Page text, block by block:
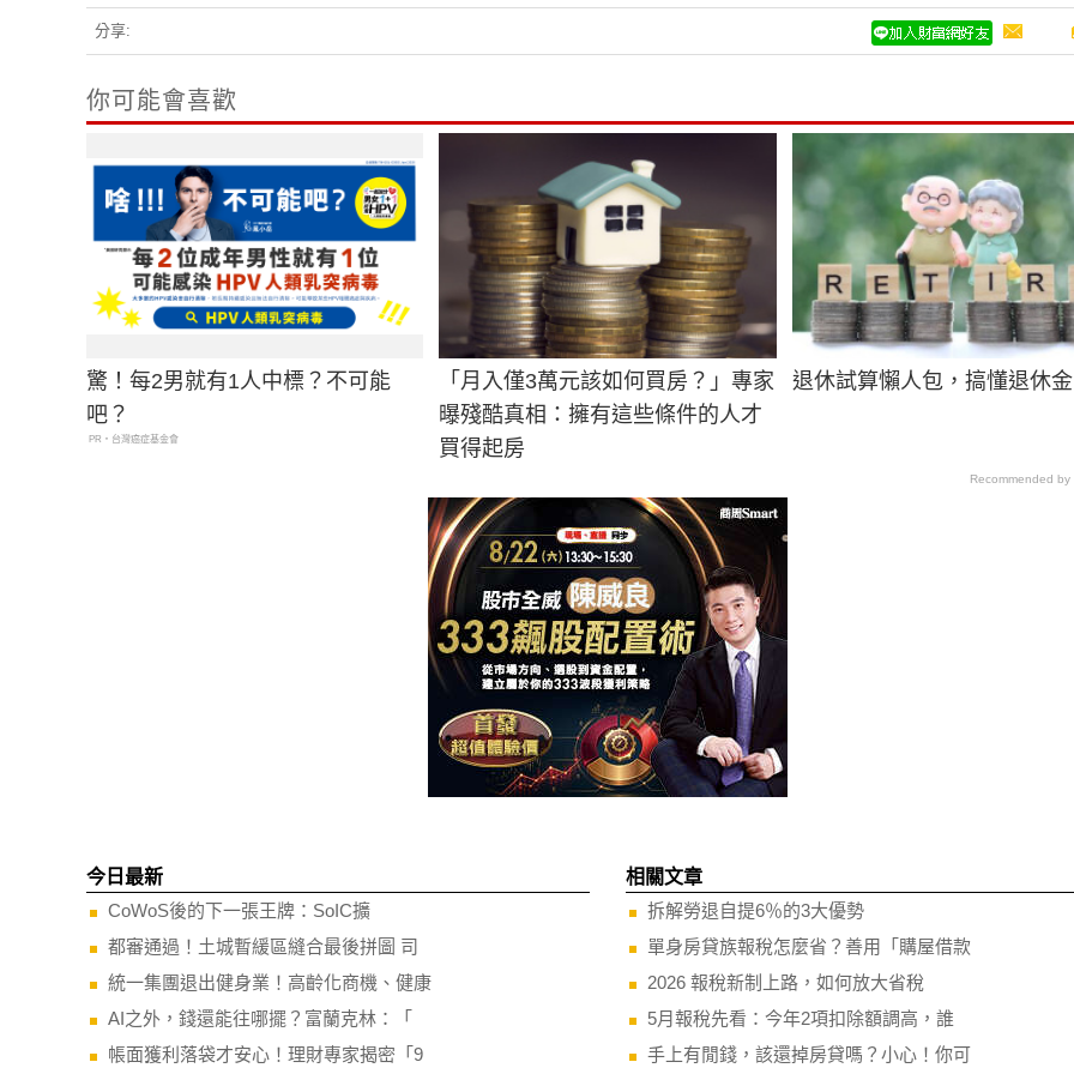
分享:
你可能會喜歡
驚！每2男就有1人中標？不可能
吧？
PR・台灣癌症基金會
「月入僅3萬元該如何買房？」專家
曝殘酷真相：擁有這些條件的人才
買得起房
退休試算懶人包，搞懂退休
Recommended by
今日最新
CoWoS後的下一張王牌：SoIC擴
都審通過！土城暫緩區縫合最後拼圖 司
統一集團退出健身業！高齡化商機、健康
AI之外，錢還能往哪擺？富蘭克林：「
帳面獲利落袋才安心！理財專家揭密「9
相關文章
拆解勞退自提6％的3大優勢
單身房貸族報稅怎麼省？善用「購屋借款
2026 報稅新制上路，如何放大省稅
5月報稅先看：今年2項扣除額調高，誰
手上有閒錢，該還掉房貸嗎？小心！你可